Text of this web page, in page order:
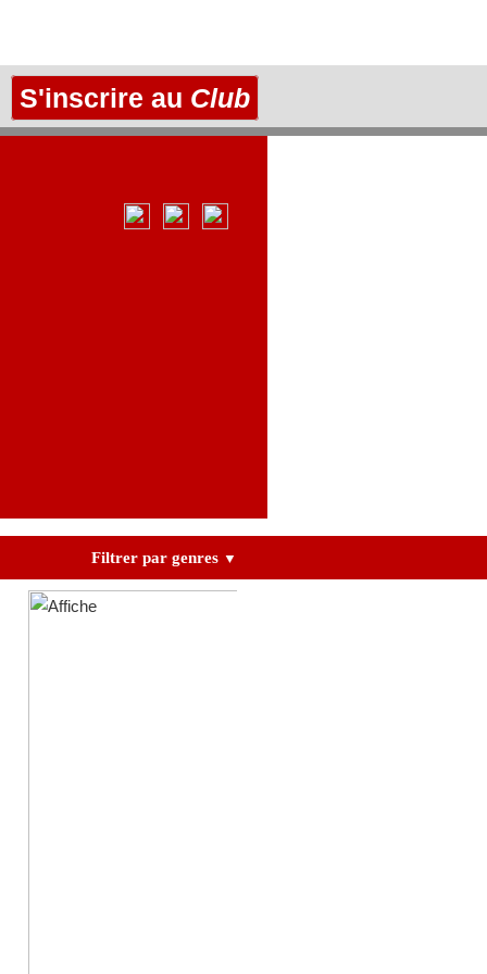
S'inscrire au Club
Filtrer par genres ▼